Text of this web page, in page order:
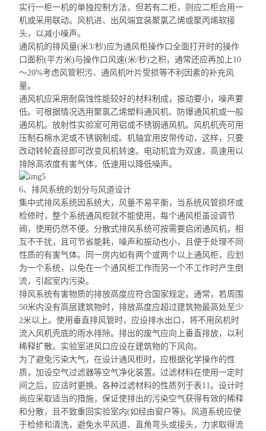
实行一柜一机的单独控制方法，但若有二柜，则应二柜合用一
机或采用联动。风机进、出风端宜装聚氯乙烯或聚丙烯软接
头，以减小噪声。
通风机的排风量(米3/秒)应为通风柜操作口全面打开时的操作
口面积(平方米)与操作口风速(米/秒)之积，通常还应再加上10
～20%考虑风管积污、通风机叶片受损等不利因素的补充风
量。
通风机应采用耐腐蚀性能较好的材料制成，振动要小，噪声要
低。可根据情况选用聚氯乙烯塑料通风机、防爆通风机或一般
通风机。放射性实验室可用铝或不锈钢通风机。风机机壳可用
压制石棉水泥或不锈钢制成。机轴宜用皮带传动，这样，只要
改动转轮直径即可改变风机转速。电动机宜为双速，高速用以
排除高浓度有害气体，低速用以降低噪声。
6、排风系统的划分与风道设计
集中式排风系统因系统大，风量不易平衡，当系统风管损坏或
检修时，整个系统通风柜就不能使用，每个通风柜虽设调节
阀，使用仍然不便。分散式排风系统可按需要启闭通风机，相
互不干扰，且可节省能耗，噪声和振动也小，且便于处理不同
性质的有害气体。同一房内如有两个或两个以上通风柜，应划
为一个系统，以免在一个通风柜工作而另一个不工作时产生倒
流，引起室内污染。
排风系统有害物质的排放高度应符合国家规定。通常，若周围
50米内没有高层建筑物时，排放高度应超过建筑物最高处至少
2米以上。使用垂直排风管时，应设排水出口，将不用风机时
流入风机壳底的雨水排除。排出的废气应向上垂直排放，以利
稀释扩散。实验室进风口应设在建筑物的下风向。
为了避免污染大气，在设计通风柜时，应根据化学操作的性
质，加设空气过滤器等空气净化装置。过滤材料在使用一定时
间之后，应适时更换。各种过滤材料的性质列于表11。设计时
尚应采取适当的措施，保证使排出的污染空气获得有效的稀释
和分散，且 不致重 回实验室内(如经由窗户等)。风道系统应便
于检修和清洗，避免水平风道、直角弯头或接头，力求取得流